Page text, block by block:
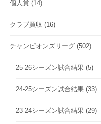
個人賞 (14)
クラブ買収 (16)
チャンピオンズリーグ (502)
25-26シーズン試合結果 (5)
24-25シーズン試合結果 (33)
23-24シーズン試合結果 (29)